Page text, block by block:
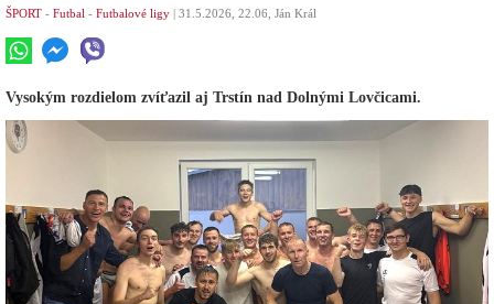
ŠPORT - Futbal - Futbalové ligy | 31.5.2026, 22.06, Ján Král
Vysokým rozdielom zvíťazil aj Trstín nad Dolnými Lovčicami.